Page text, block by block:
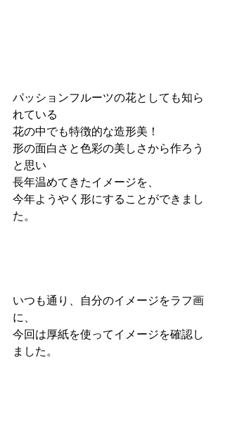
パッションフルーツの花としても知ら
れている
花の中でも特徴的な造形美！
形の面白さと色彩の美しさから作ろう
と思い
長年温めてきたイメージを、
今年ようやく形にすることができまし
た。
いつも通り、自分のイメージをラフ画
に、
今回は厚紙を使ってイメージを確認し
ました。